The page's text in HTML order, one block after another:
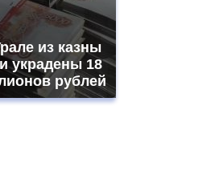
из казны
украдены 18
рублей